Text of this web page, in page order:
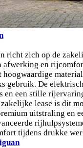
richt zich op de
afwerking en
hoogwaardige
gebruik. De
en een stille
lease is dit
uitstraling en
tijdens drukke